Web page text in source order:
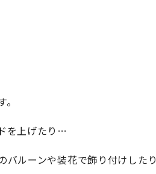
を上げたり…
ルーンや装花で飾り付けしたり